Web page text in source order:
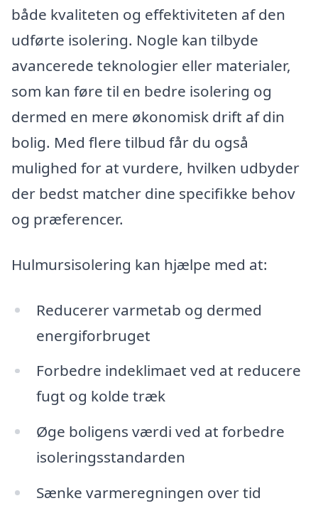
både kvaliteten og effektiviteten af den
udførte isolering. Nogle kan tilbyde
avancerede teknologier eller materialer,
som kan føre til en bedre isolering og
dermed en mere økonomisk drift af din
bolig. Med flere tilbud får du også
mulighed for at vurdere, hvilken udbyder
der bedst matcher dine specifikke behov
og præferencer.
Hulmursisolering kan hjælpe med at:
Reducerer varmetab og dermed
energiforbruget
Forbedre indeklimaet ved at reducere
fugt og kolde træk
Øge boligens værdi ved at forbedre
isoleringsstandarden
Sænke varmeregningen over tid